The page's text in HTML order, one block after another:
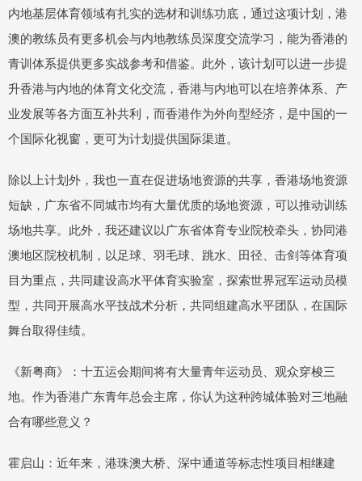
内地基层体育领域有扎实的选材和训练功底，通过这项计划，港
澳的教练员有更多机会与内地教练员深度交流学习，能为香港的
青训体系提供更多实战参考和借鉴。此外，该计划可以进一步提
升香港与内地的体育文化交流，香港与内地可以在培养体系、产
业发展等各方面互补共利，而香港作为外向型经济，是中国的一
个国际化视窗，更可为计划提供国际渠道。
除以上计划外，我也一直在促进场地资源的共享，香港场地资源
短缺，广东省不同城市均有大量优质的场地资源，可以推动训练
场地共享。此外，我还建议以广东省体育专业院校牵头，协同港
澳地区院校机制，以足球、羽毛球、跳水、田径、击剑等体育项
目为重点，共同建设高水平体育实验室，探索世界冠军运动员模
型，共同开展高水平技战术分析，共同组建高水平团队，在国际
舞台取得佳绩。
《新粤商》：十五运会期间将有大量青年运动员、观众穿梭三
地。作为香港广东青年总会主席，你认为这种跨城体验对三地融
合有哪些意义？
霍启山：近年来，港珠澳大桥、深中通道等标志性项目相继建